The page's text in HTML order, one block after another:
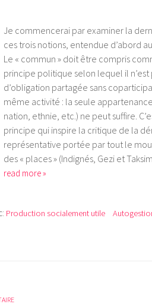
Je commencerai par examiner la
ces trois notions, entendue d’abord
Le « commun » doit être compris
principe politique selon lequel il n’est
d’obligation partagée sans
même activité : la seule
nation, ethnie, etc.) ne peut suffire.
principe qui inspire la critique de la
représentative portée par tout le
des « places » (Indignés, Gezi et
read more »
Production socialement utile